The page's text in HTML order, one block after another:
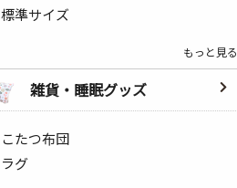
標準サイズ
もっと見る
雑貨・睡眠グッズ
こたつ布団
ラグ